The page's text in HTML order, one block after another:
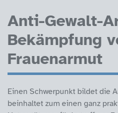
Anti-Gewalt-
Bekämpfung
Frauenarmut
Einen Schwerpunkt bildet die
beinhaltet zum einen ganz